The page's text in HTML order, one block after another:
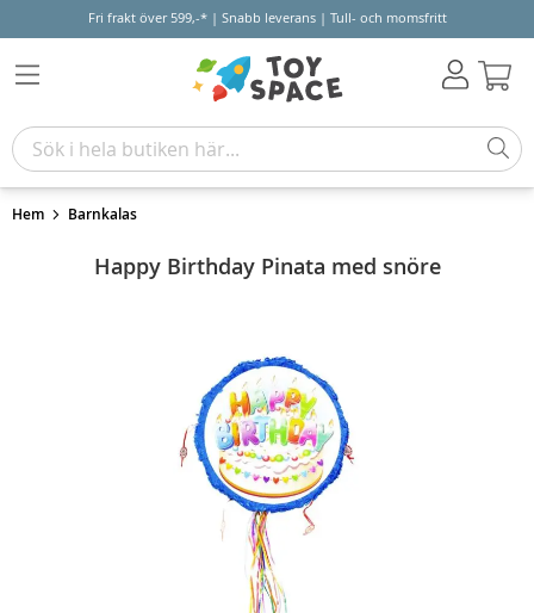
Fri frakt över 599,-* | Snabb leverans | Tull- och momsfritt
Hem Barnkalas
Happy Birthday Pinata med snöre